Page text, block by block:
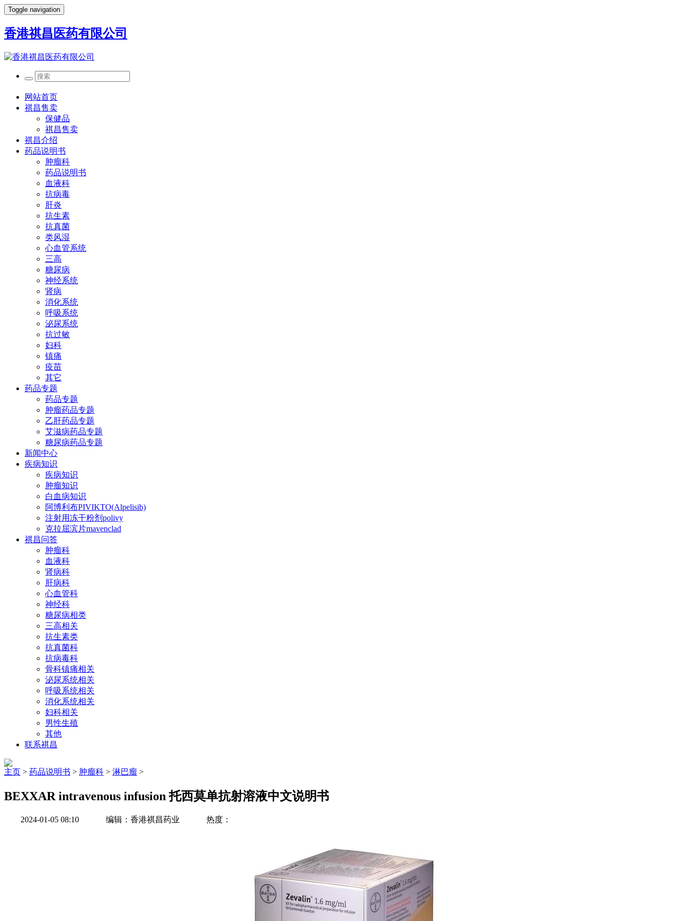
Toggle navigation
香港祺昌医药有限公司
网站首页
祺昌售卖
保健品
祺昌售卖
祺昌介绍
药品说明书
肿瘤科
药品说明书
血液科
抗病毒
肝炎
抗生素
抗真菌
类风湿
心血管系统
三高
糖尿病
神经系统
肾病
消化系统
呼吸系统
泌尿系统
抗过敏
妇科
镇痛
疫苗
其它
药品专题
药品专题
肿瘤药品专题
乙肝药品专题
艾滋病药品专题
糖尿病药品专题
新闻中心
疾病知识
疾病知识
肿瘤知识
白血病知识
阿博利布PIVIKTO(Alpelisib)
注射用冻干粉剂polivy
克拉屈滨片mavenclad
祺昌问答
肿瘤科
血液科
肾病科
肝病科
心血管科
神经科
糖尿病相类
三高相关
抗生素类
抗真菌科
抗病毒科
骨科镇痛相关
泌尿系统相关
呼吸系统相关
消化系统相关
妇科相关
男性生殖
其他
联系祺昌
主页 > 药品说明书 > 肿瘤科 > 淋巴瘤 >
BEXXAR intravenous infusion 托西莫单抗射溶液中文说明书
2024-01-05 08:10 编辑：香港祺昌药业 热度：